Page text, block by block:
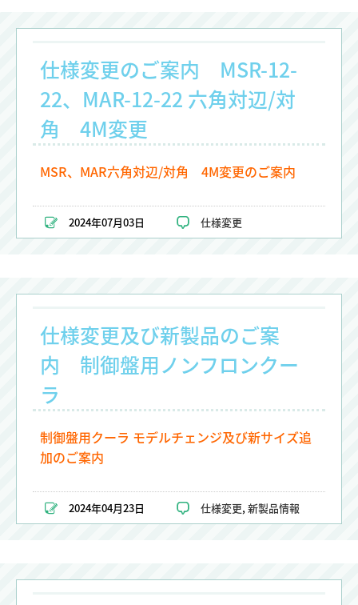
仕様変更のご案内 MSR-12-
22、MAR-12-22 六角対辺/対
角 4M変更
MSR、MAR六角対辺/対角 4M変更のご案内
2024年07月03日 仕様変更
仕様変更及び新製品のご案
内 制御盤用ノンフロンクー
ラ
制御盤用クーラ モデルチェンジ及び新サイズ追
加のご案内
2024年04月23日 仕様変更, 新製品情報